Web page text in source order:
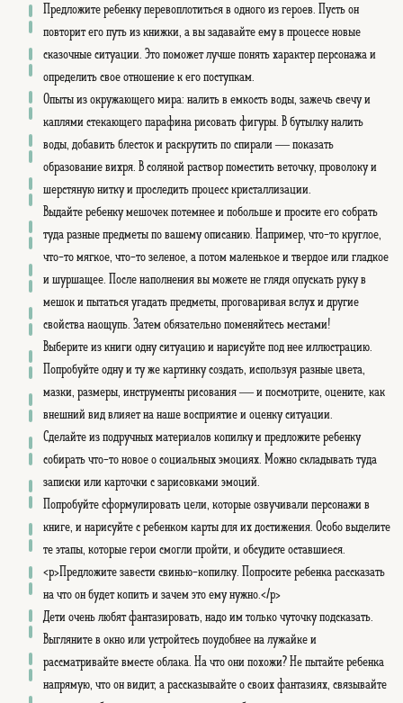
Предложите ребенку перевоплотиться в одного из героев. Пусть он
повторит его путь из книжки, а вы задавайте ему в процессе новые
сказочные ситуации. Это поможет лучше понять характер персонажа и
определить свое отношение к его поступкам.
Опыты из окружающего мира: налить в емкость воды, зажечь свечу и
каплями стекающего парафина рисовать фигуры. В бутылку налить
воды, добавить блесток и раскрутить по спирали — показать
образование вихря. В соляной раствор поместить веточку, проволоку и
шерстяную нитку и проследить процесс кристаллизации.
Выдайте ребенку мешочек потемнее и побольше и просите его собрать
туда разные предметы по вашему описанию. Например, что-то круглое,
что-то мягкое, что-то зеленое, а потом маленькое и твердое или гладкое
и шуршащее. После наполнения вы можете не глядя опускать руку в
мешок и пытаться угадать предметы, проговаривая вслух и другие
свойства наощупь. Затем обязательно поменяйтесь местами!
Выберите из книги одну ситуацию и нарисуйте под нее иллюстрацию.
Попробуйте одну и ту же картинку создать, используя разные цвета,
мазки, размеры, инструменты рисования — и посмотрите, оцените, как
внешний вид влияет на наше восприятие и оценку ситуации.
Сделайте из подручных материалов копилку и предложите ребенку
собирать что-то новое о социальных эмоциях. Можно складывать туда
записки или карточки с зарисовками эмоций.
Попробуйте сформулировать цели, которые озвучивали персонажи в
книге, и нарисуйте с ребенком карты для их достижения. Особо выделите
те этапы, которые герои смогли пройти, и обсудите оставшиеся.
<p>Предложите завести свинью-копилку. Попросите ребенка рассказать
на что он будет копить и зачем это ему нужно.</p>
Дети очень любят фантазировать, надо им только чуточку подсказать.
Выгляните в окно или устройтесь поудобнее на лужайке и
рассматривайте вместе облака. На что они похожи? Не пытайте ребенка
напрямую, что он видит, а рассказывайте о своих фантазиях, связывайте